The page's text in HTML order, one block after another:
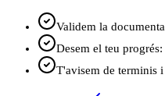
Validem la
Desem el teu
T'avisem de terminis